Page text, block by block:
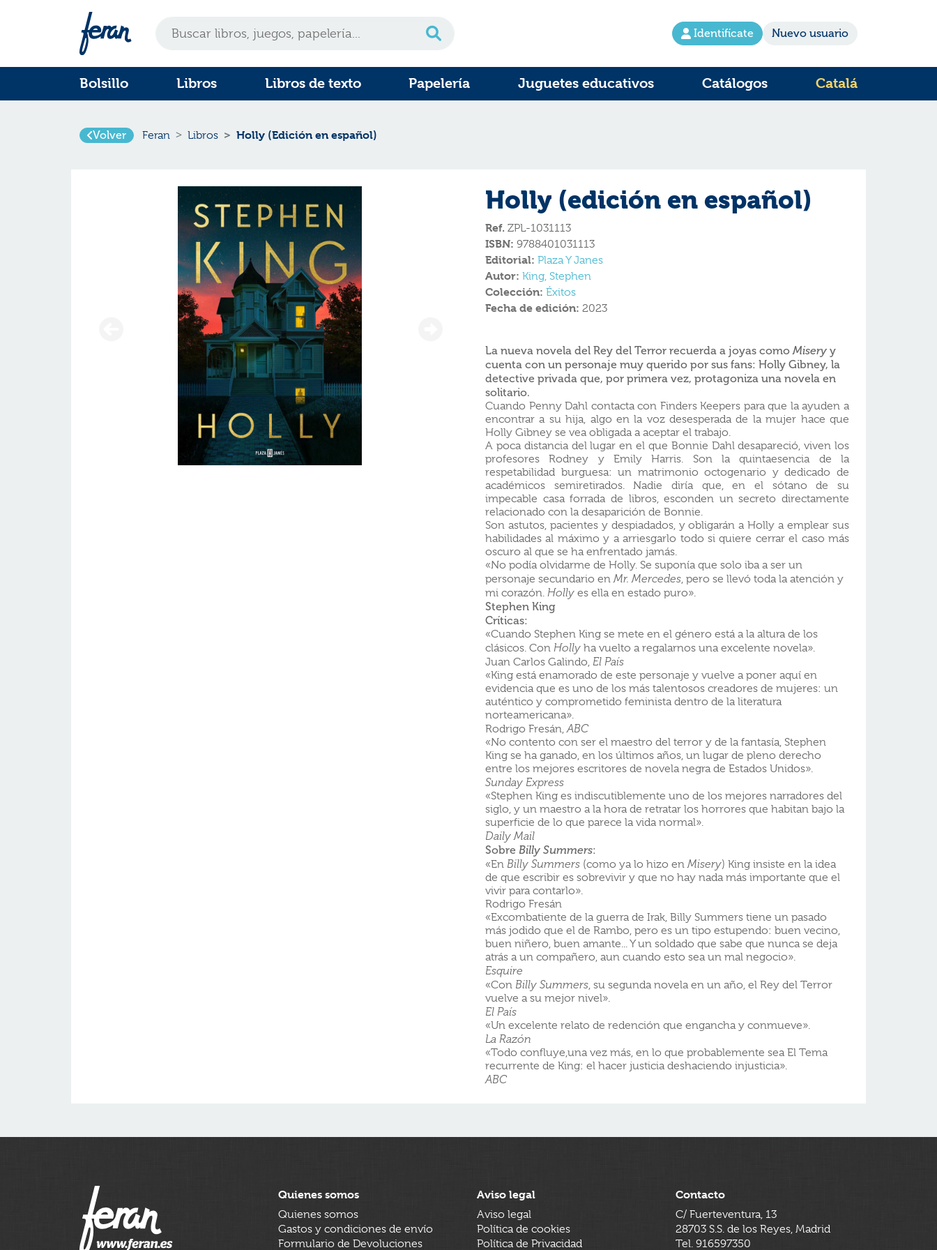
Identifícate Nuevo usuario
Bolsillo Libros Libros de texto Papelería Juguetes educativos Catálogos Catalá
Volver Feran Libros Holly (Edición en español)
Holly (edición en español)
Ref. ZPL-1031113
ISBN: 9788401031113
Editorial: Plaza Y Janes
Autor: King, Stephen
Colección: Éxitos
Fecha de edición: 2023
La nueva novela del Rey del Terror recuerda a joyas como Misery y
cuenta con un personaje muy querido por sus fans: Holly Gibney, la
detective privada que, por primera vez, protagoniza una novela en
solitario.
Cuando Penny Dahl contacta con Finders Keepers para que la ayuden a
encontrar a su hija, algo en la voz desesperada de la mujer hace que
Holly Gibney se vea obligada a aceptar el trabajo.
A poca distancia del lugar en el que Bonnie Dahl desapareció, viven los
profesores Rodney y Emily Harris. Son la quintaesencia de la
respetabilidad burguesa: un matrimonio octogenario y dedicado de
académicos semiretirados. Nadie diría que, en el sótano de su
impecable casa forrada de libros, esconden un secreto directamente
relacionado con la desaparición de Bonnie.
Son astutos, pacientes y despiadados, y obligarán a Holly a emplear sus
habilidades al máximo y a arriesgarlo todo si quiere cerrar el caso más
oscuro al que se ha enfrentado jamás.
«No podía olvidarme de Holly. Se suponía que solo iba a ser un
personaje secundario enMr. Mercedes, pero se llevó toda la atención y
mi corazón. Holly es ella en estado puro».
Stephen King
Críticas:
«Cuando Stephen King se mete en el género está a la altura de los
clásicos. Con Holly ha vuelto a regalarnos una excelente novela».
Juan Carlos Galindo, El País
«King está enamorado de este personaje y vuelve a poner aquí en
evidencia que es uno de los más talentosos creadores de mujeres: un
auténtico y comprometido feminista dentro de la literatura
norteamericana».
Rodrigo Fresán,ABC
«No contento con ser el maestro del terror y de la fantasía, Stephen
King se ha ganado, en los últimos años, un lugar de pleno derecho
entre los mejores escritores de novela negra de Estados Unidos».
Sunday Express
«Stephen King es indiscutiblemente uno de los mejores narradores del
siglo, y un maestro a la hora de retratar los horrores que habitan bajo la
superficie de lo que parece la vida normal».
Daily Mail
Sobre Billy Summers:
«En Billy Summers (como ya lo hizo enMisery) King insiste en la idea
de que escribir es sobrevivir y que no hay nada más importante que el
vivir para contarlo».
Rodrigo Fresán
«Excombatiente de la guerra de Irak, Billy Summers tiene un pasado
más jodido que el de Rambo, pero es un tipo estupendo: buen vecino,
buen niñero, buen amante... Y un soldado que sabe que nunca se deja
atrás a un compañero, aun cuando esto sea un mal negocio».
Esquire
«Con Billy Summers, su segunda novela en un año, el Rey del Terror
vuelve a su mejor nivel».
El País
«Un excelente relato de redención que engancha y conmueve».
La Razón
«Todo confluye,una vez más, en lo que probablemente sea El Tema
recurrente de King: el hacer justicia deshaciendo injusticia».
ABC
Quienes somos
Quienes somos
Gastos y condiciones de envío
Formulario de Devoluciones
Aviso legal
Aviso legal
Política de cookies
Política de Privacidad
Contacto
C/ Fuerteventura, 13
28703 S.S. de los Reyes, Madrid
Tel. 916597350